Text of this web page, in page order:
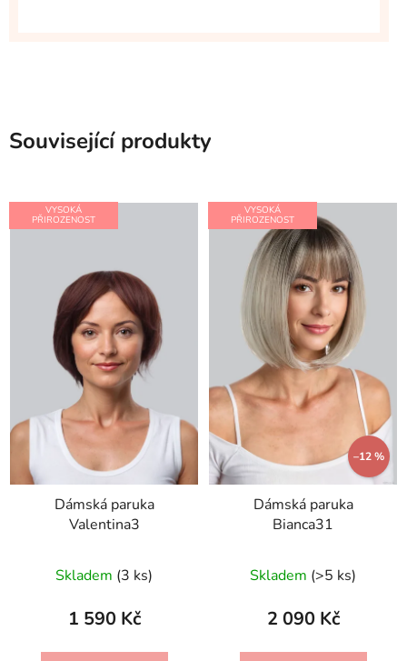
Související produkty
VYSOKÁ
PŘIROZENOST
Dámská paruka
Valentina3
Skladem (3 ks)
1 590 Kč
VYSOKÁ
PŘIROZENOST
–12 %
Dámská paruka
Bianca31
Skladem (>5 ks)
2 090 Kč